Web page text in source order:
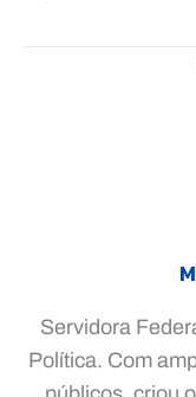
Servidora
Política. Com